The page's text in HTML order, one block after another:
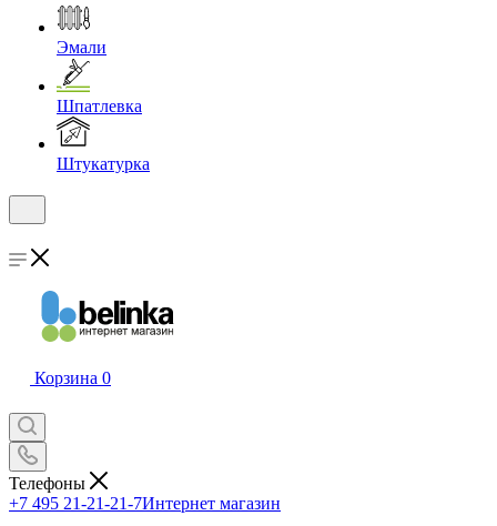
Эмали
Шпатлевка
Штукатурка
Корзина 0
Телефоны
+7 495 21-21-21-7Интернет магазин